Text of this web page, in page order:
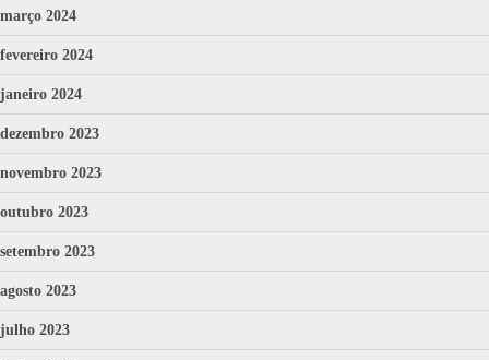
março 2024
fevereiro 2024
janeiro 2024
dezembro 2023
novembro 2023
outubro 2023
setembro 2023
agosto 2023
julho 2023